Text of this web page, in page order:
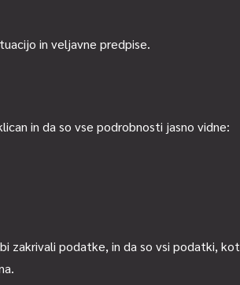
in veljavne predpise.
in da so vse podrobnosti jasno vidne:
zakrivali podatke, in da so vsi podatki, kot